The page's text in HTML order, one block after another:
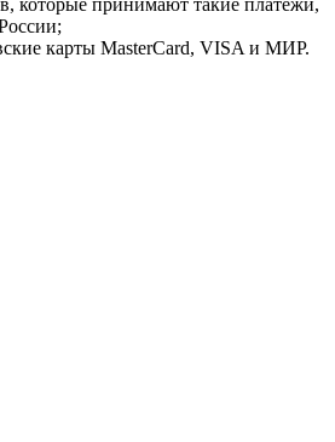
которые принимают такие платежи,
карты MasterCard, VISA и МИР.